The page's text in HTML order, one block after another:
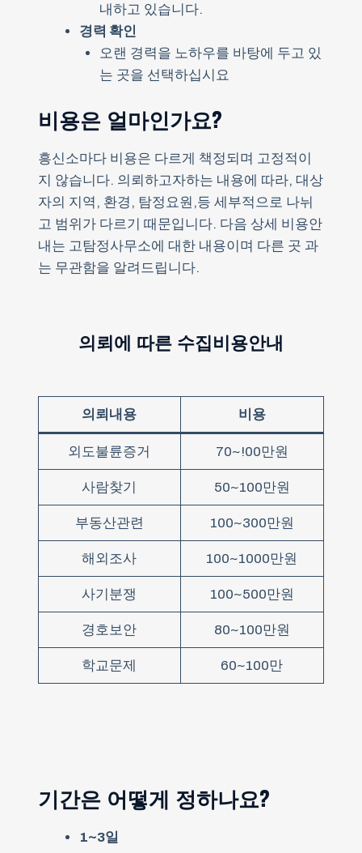
내하고 있습니다.
경력 확인
오랜 경력을 노하우를 바탕에 두고 있
는 곳을 선택하십시요
비용은 얼마인가요?
흥신소마다 비용은 다르게 책정되며 고정적이
지 않습니다. 의뢰하고자하는 내용에 따라, 대상
자의 지역, 환경, 탐정요원,등 세부적으로 나뉘
고 범위가 다르기 때문입니다. 다음 상세 비용안
내는 고탐정사무소에 대한 내용이며 다른 곳 과
는 무관함을 알려드립니다.
의뢰에 따른 수집비용안내
의뢰내용 비용
외도불륜증거 70~!00만원
사람찾기 50~100만원
부동산관련 100~300만원
해외조사 100~1000만원
사기분쟁 100~500만원
경호보안 80~100만원
학교문제 60~100만
기간은 어떻게 정하나요?
1~3일